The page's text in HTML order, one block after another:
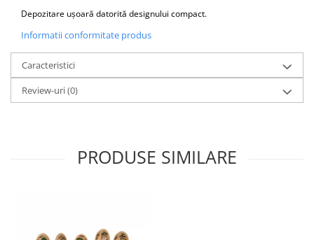
Depozitare ușoară datorită designului compact.
Informatii conformitate produs
Caracteristici
Review-uri(0)
PRODUSE SIMILARE